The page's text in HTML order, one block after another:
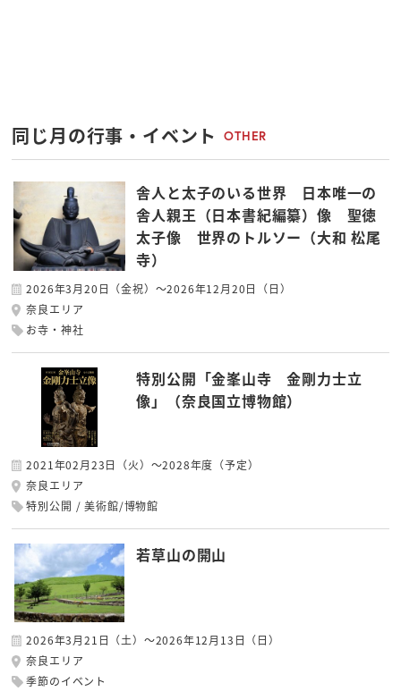
同じ月の行事・イベント OTHER
舎人と太子のいる世界 日本唯一の
舎人親王（日本書紀編纂）像 聖徳
太子像 世界のトルソー（大和 松尾
寺）
2026年3月20日（金祝）～2026年12月20日（日）
奈良エリア
お寺・神社
特別公開「金峯山寺 金剛力士立
像」（奈良国立博物館）
2021年02月23日（火）～2028年度（予定）
奈良エリア
特別公開
美術館/博物館
若草山の開山
2026年3月21日（土）～2026年12月13日（日）
奈良エリア
季節のイベント